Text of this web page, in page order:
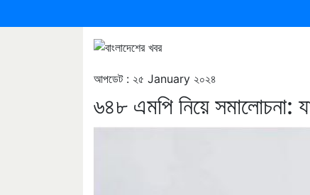
আপডেট : ২৫ January ২০২৪
৬৪৮ এমপি নিয়ে সমালোচনা: